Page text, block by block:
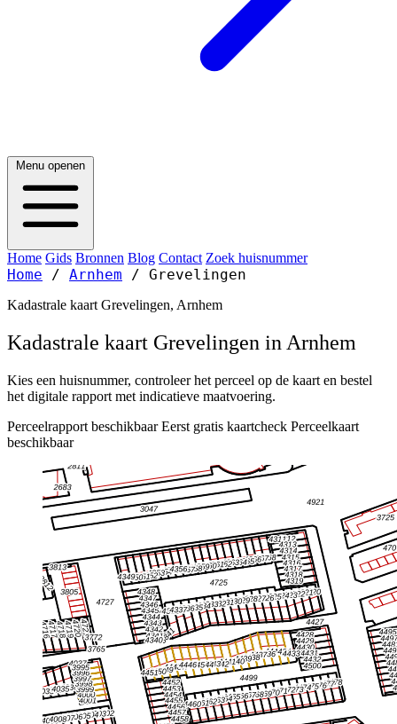
Menu openen
Home Gids Bronnen Blog Contact Zoek huisnummer
Home / Arnhem / Grevelingen
Kadastrale kaart Grevelingen, Arnhem
Kadastrale kaart Grevelingen in Arnhem
Kies een huisnummer, controleer het perceel op de kaart en bestel
het digitale rapport met indicatieve maatvoering.
Perceelrapport beschikbaar Eerst gratis kaartcheck Perceelkaart
beschikbaar